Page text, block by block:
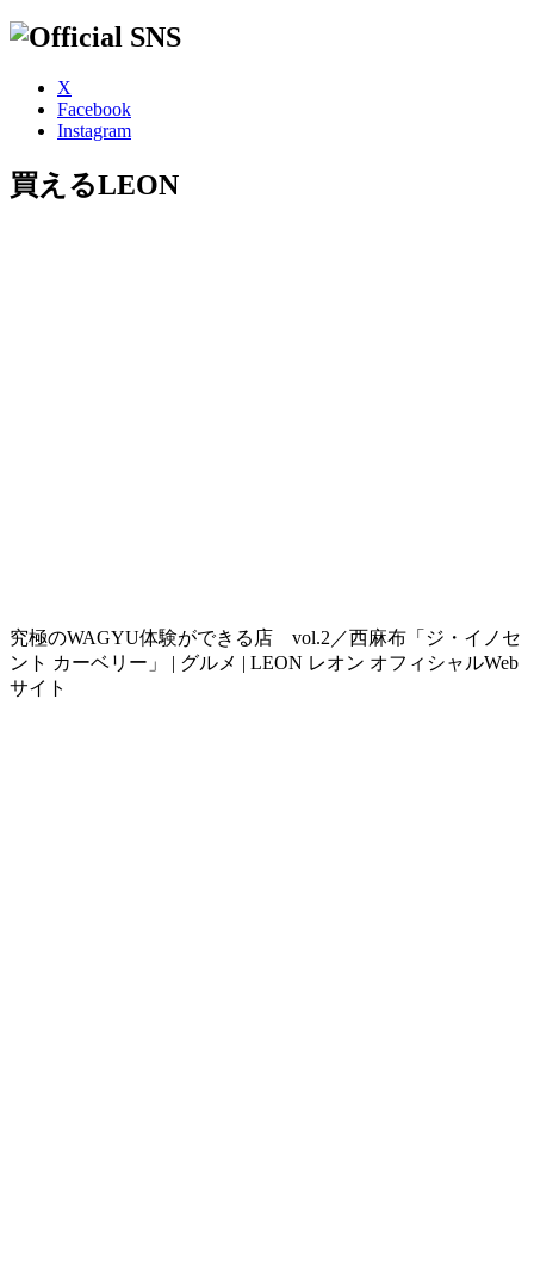
X
Facebook
Instagram
買えるLEON
究極のWAGYU体験ができる店 vol.2／西麻布「ジ・イノセ
ント カーベリー」 | グルメ | LEON レオン オフィシャルWeb
サイト